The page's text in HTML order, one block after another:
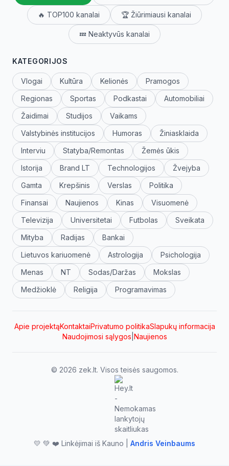
🔥 TOP100 kanalai 🏆 Žiūrimiausi kanalai
💤 Neaktyvūs kanalai
KATEGORIJOS
Vlogai Kultūra Kelionės
Pramogos
Regionas
Sportas Podkastai
Automobiliai
Žaidimai
Studijos
Vaikams
Valstybinės institucijos
Humoras
Žiniasklaida
Interviu
Statyba/Remontas
Žemės ūkis
Istorija
Brand LT Technologijos
Žvejyba
Gamta
Krepšinis Verslas
Politika
Finansai
Naujienos Kinas
Visuomenė
Televizija
Universitetai Futbolas
Sveikata
Mityba
Radijas
Bankai
Lietuvos kariuomenė
Astrologija
Psichologija
Menas
NT Sodas/Daržas
Mokslas
Medžioklė
Religija Programavimas
Apie projektąKontaktaiPrivatumo politikaSlapukų informacija
Naudojimosi sąlygos Naujienos
© 2026 zek.lt. Visos teisės saugomos.
💛 💚 ❤️ Linkėjimai iš Kauno | Andris Veinbaums